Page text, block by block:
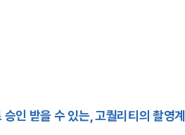
승인 받을 수 있는, 고퀄리티의 촬영